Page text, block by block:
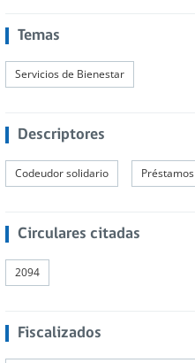
Temas
Servicios de Bienestar
Descriptores
Codeudor solidario Préstamos
Circulares citadas
2094
Fiscalizados